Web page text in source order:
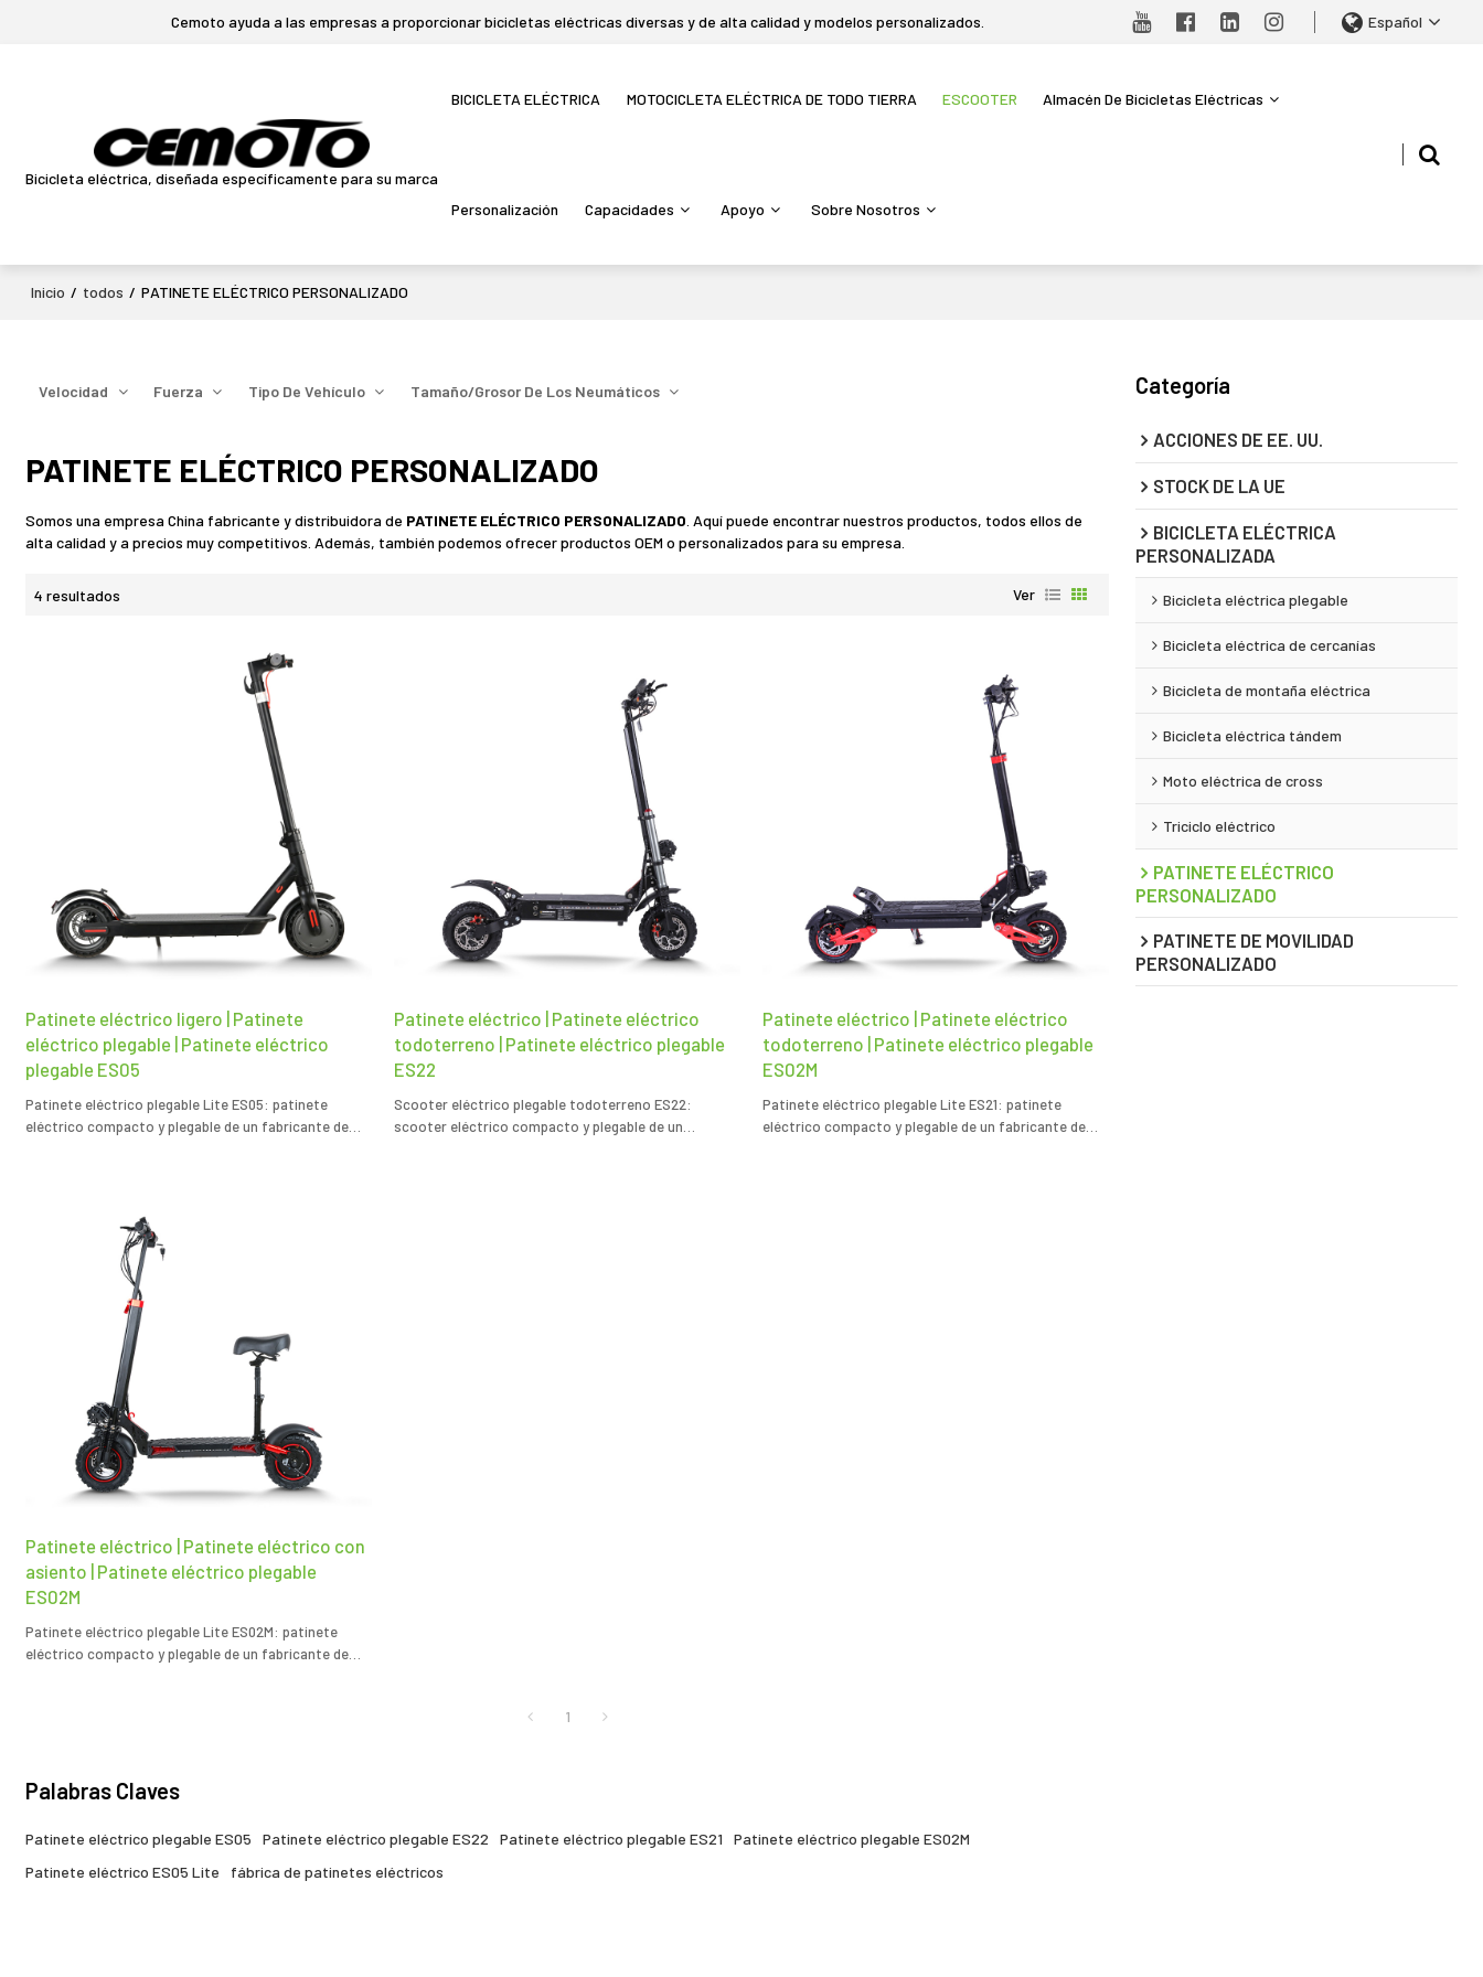
Cemoto ayuda a las empresas a proporcionar bicicletas eléctricas diversas y de alta calidad y modelos personalizados. Español
Bicicleta eléctrica, diseñada específicamente para su marca
BICICLETA ELÉCTRICA MOTOCICLETA ELÉCTRICA DE TODO TIERRA ESCOOTER Almacén De Bicicletas Eléctricas
Personalización Capacidades Apoyo Sobre Nosotros
Inicio / todos / PATINETE ELÉCTRICO PERSONALIZADO
Velocidad Fuerza Tipo De Vehículo Tamaño/grosor De Los Neumáticos
PATINETE ELÉCTRICO PERSONALIZADO
Somos una empresa China fabricante y distribuidora de PATINETE ELÉCTRICO PERSONALIZADO . Aquí puede encontrar nuestros productos, todos ellos de
alta calidad y a precios muy competitivos. Además, también podemos ofrecer productos OEM o personalizados para su empresa.
4 resultados Ver
Patinete eléctrico ligero | Patinete
eléctrico plegable | Patinete eléctrico
plegable ES05
Patinete eléctrico plegable Lite ES05: patinete
eléctrico compacto y plegable de un fabricante de
Patinete eléctrico | Patinete eléctrico
todoterreno | Patinete eléctrico plegable
ES22
Scooter eléctrico plegable todoterreno ES22:
scooter eléctrico compacto y plegable de un
Patinete eléctrico | Patinete eléctrico
todoterreno | Patinete eléctrico plegable
ES02M
Patinete eléctrico plegable Lite ES21: patinete
eléctrico compacto y plegable de un fabricante de
Patinete eléctrico | Patinete eléctrico con
asiento | Patinete eléctrico plegable
ES02M
Patinete eléctrico plegable Lite ES02M: patinete
eléctrico compacto y plegable de un fabricante de
1
Palabras Claves
Patinete eléctrico plegable ES05 Patinete eléctrico plegable ES22 Patinete eléctrico plegable ES21
Patinete eléctrico plegable ES02M
Patinete eléctrico ES05 Lite
fábrica de patinetes eléctricos
Categoría
ACCIONES DE EE. UU.
STOCK DE LA UE
BICICLETA ELÉCTRICA
PERSONALIZADA
Bicicleta eléctrica plegable
Bicicleta eléctrica de cercanías
Bicicleta de montaña eléctrica
Bicicleta eléctrica tándem
Moto eléctrica de cross
Triciclo eléctrico
PATINETE ELÉCTRICO
PERSONALIZADO
PATINETE DE MOVILIDAD
PERSONALIZADO